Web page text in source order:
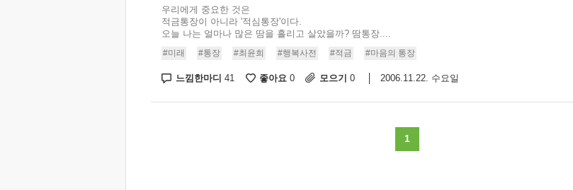
우리에게 중요한 것은
적금통장이 아니라 '적심통장'이다.
오늘 나는 얼마나 많은 땀을 흘리고 살았을까? 땀통장....
#미래 #통장 #최윤희 #행복사전 #적금 #마음의 통장
느낌한마디 41 좋아요 0 모으기 0 2006.11.22. 수요일
1